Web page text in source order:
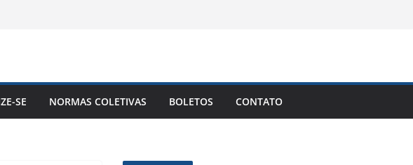
SE NORMAS COLETIVAS BOLETOS CONTATO